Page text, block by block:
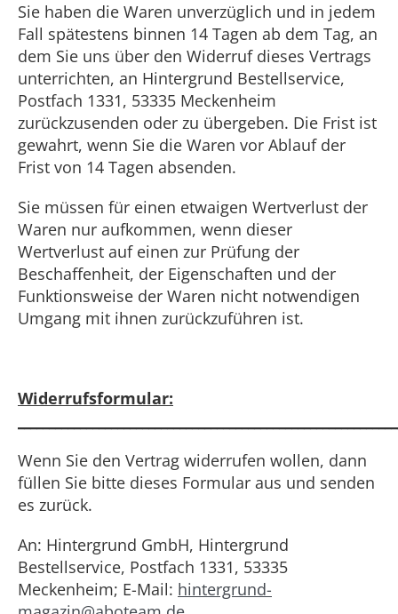
Sie haben die Waren unverzüglich und in jedem
Fall spätestens binnen 14 Tagen ab dem Tag, an
dem Sie uns über den Widerruf dieses Vertrags
unterrichten, an Hintergrund Bestellservice,
Postfach 1331, 53335 Meckenheim
zurückzusenden oder zu übergeben. Die Frist ist
gewahrt, wenn Sie die Waren vor Ablauf der
Frist von 14 Tagen absenden.
Sie müssen für einen etwaigen Wertverlust der
Waren nur aufkommen, wenn dieser
Wertverlust auf einen zur Prüfung der
Beschaffenheit, der Eigenschaften und der
Funktionsweise der Waren nicht notwendigen
Umgang mit ihnen zurückzuführen ist.
Widerrufsformular:
Wenn Sie den Vertrag widerrufen wollen, dann
füllen Sie bitte dieses Formular aus und senden
es zurück.
An: Hintergrund GmbH, Hintergrund
Bestellservice, Postfach 1331, 53335
Meckenheim; E-Mail: hintergrund-